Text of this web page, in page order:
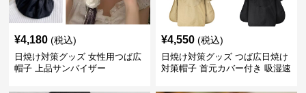
¥4,180 (税込)
日焼け対策グッズ 女性用つば広
帽子 上品サンバイザー
¥4,550 (税込)
日焼け対策グッズ つば広日焼け
対策帽子 首元カバー付き 吸湿速